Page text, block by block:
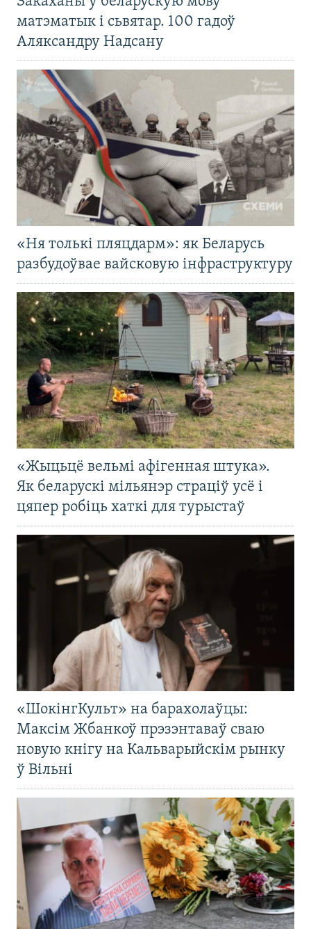
матэматык і сьвятар. 100 гадоў
Аляксандру Надсану
«Ня толькі пляцдарм»: як Беларусь
разбудоўвае вайсковую інфраструктуру
«Жыцьцё вельмі афігенная штука».
Як беларускі мільянэр страціў усё і
цяпер робіць хаткі для турыстаў
«ШокінгКульт» на барахолаўцы:
Максім Жбанкоў прэзэнтаваў сваю
новую кнігу на Кальварыйскім рынку
ў Вільні